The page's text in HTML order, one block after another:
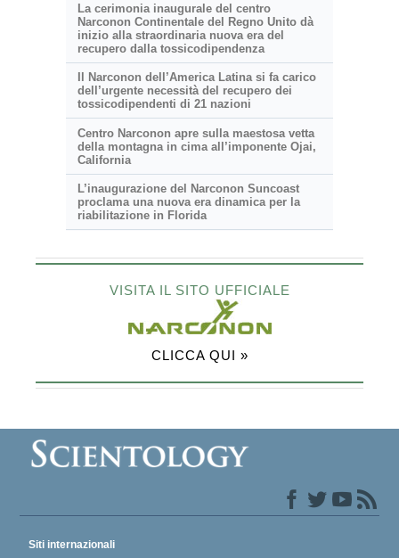
La cerimonia inaugurale del centro
Narconon Continentale del Regno Unito dà
inizio alla straordinaria nuova era del
recupero dalla tossicodipendenza
Il Narconon dell’America Latina si fa carico
dell’urgente necessità del recupero dei
tossicodipendenti di 21 nazioni
Centro Narconon apre sulla maestosavetta
della montagna in cima all’imponente Ojai,
California
L’inaugurazione del Narconon Suncoast
proclama una nuova era dinamica per la
riabilitazione in Florida
VISITA IL SITO UFFICIALE
CLICCA QUI »
Siti internazionali